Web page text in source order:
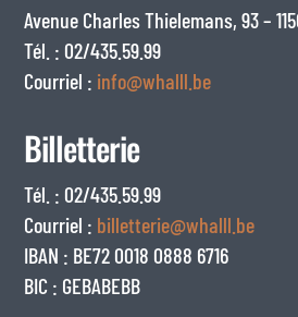
Avenue Charles Thielemans, 93 –
Tél. : 02/435.59.99
Courriel : info@whalll.be
Billetterie
Tél. : 02/435.59.99
Courriel : billetterie@whalll.be
IBAN : BE72 0018 0888 6716
BIC : GEBABEBB